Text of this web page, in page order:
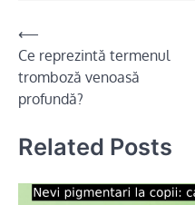
Navigare
în
articole
⟵
Ce reprezintă termenul
tromboză venoasă
profundă?
Related Posts